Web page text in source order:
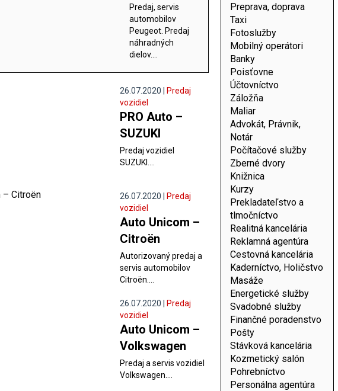
Predaj, servis
automobilov
Peugeot. Predaj
náhradných
dielov....
26.07.2020 |
Predaj
vozidiel
PRO Auto –
SUZUKI
Predaj vozidiel
SUZUKI....
26.07.2020 |
Predaj
vozidiel
Auto Unicom –
Citroën
Autorizovaný predaj a
servis automobilov
Citroën....
26.07.2020 |
Predaj
vozidiel
Auto Unicom –
Volkswagen
Predaj a servis vozidiel
Volkswagen....
Preprava, doprava
Taxi
Fotoslužby
Mobilný operátori
Banky
Poisťovne
Účtovníctvo
Záložňa
Maliar
Advokát, Právnik,
Notár
Počítačové služby
Zberné dvory
Knižnica
Kurzy
Prekladateľstvo a
tlmočníctvo
Realitná kancelária
Reklamná agentúra
Cestovná kancelária
Kaderníctvo, Holičstvo
Masáže
Energetické služby
Svadobné služby
Finančné poradenstvo
Pošty
Stávková kancelária
Kozmetický salón
Pohrebníctvo
Personálna agentúra